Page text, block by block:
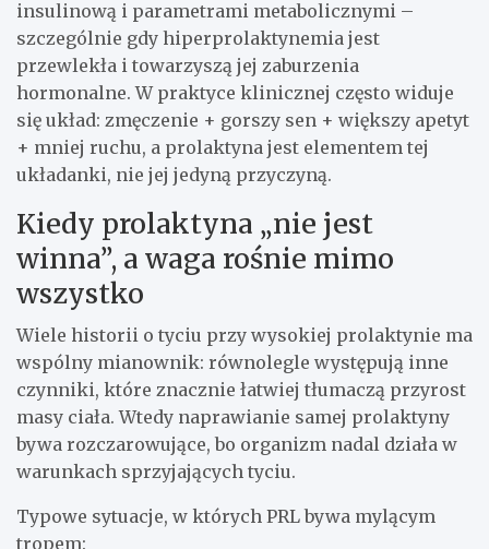
insulinową i parametrami metabolicznymi –
szczególnie gdy hiperprolaktynemia jest
przewlekła i towarzyszą jej zaburzenia
hormonalne. W praktyce klinicznej często widuje
się układ: zmęczenie + gorszy sen + większy apetyt
+ mniej ruchu, a prolaktyna jest elementem tej
układanki, nie jej jedyną przyczyną.
Kiedy prolaktyna „nie jest
winna”, a waga rośnie mimo
wszystko
Wiele historii o tyciu przy wysokiej prolaktynie ma
wspólny mianownik: równolegle występują inne
czynniki, które znacznie łatwiej tłumaczą przyrost
masy ciała. Wtedy naprawianie samej prolaktyny
bywa rozczarowujące, bo organizm nadal działa w
warunkach sprzyjających tyciu.
Typowe sytuacje, w których PRL bywa mylącym
tropem: